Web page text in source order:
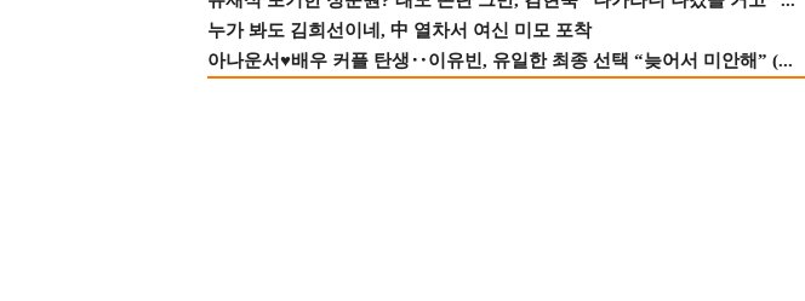
누가 봐도 김희선이네, 中 열차서 여신 미모 포착
아나운서♥배우 커플 탄생‥이유빈, 유일한 최종 선택 “늦어서 미안해” (...